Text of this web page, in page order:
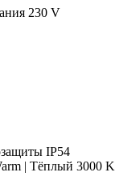
230 V
IP54
| Тёплый 3000 K